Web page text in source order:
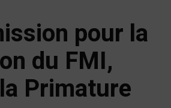
pour la
du FMI,
Primature